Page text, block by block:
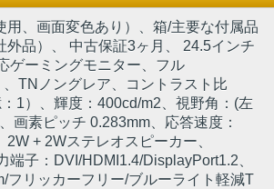
用、画面変色あり）、箱/主要な付属品
品）
、 中古保証3ヶ月、 24.5インチ
ゲーミングモニター、フル
、TNノングレア、コントラスト比
1）、輝度：400cd/m2、視野角：(左
画素ピッチ 0.283mm、応答速度：
2W + 2Wステレオスピーカー、
端子：DVI/HDMI1.4/DisplayPort1.2、
フリッカーフリー/ブルーライト軽減T